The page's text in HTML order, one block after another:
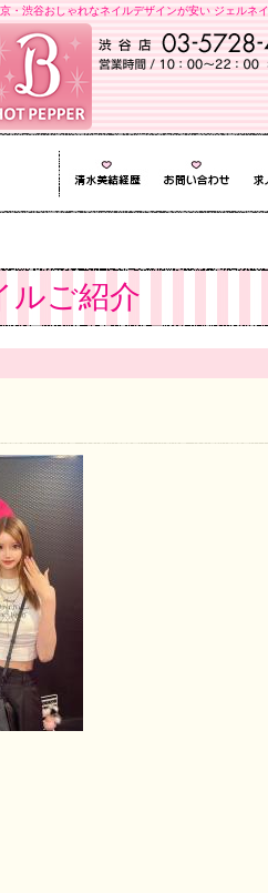
・渋谷おしゃれなネイルデザインが安い ジェルネ
ルご紹介